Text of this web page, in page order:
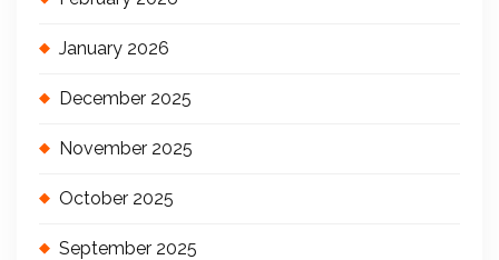
January 2026
December 2025
November 2025
October 2025
September 2025